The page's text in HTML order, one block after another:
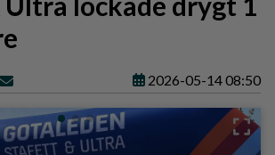
2026-05-14 08:50